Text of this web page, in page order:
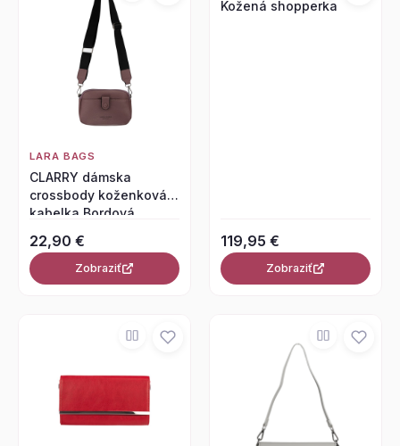
LARA BAGS
CLARRY dámska
crossbody koženková
kabelka Bordová
22,90 €
Zobraziť
Kožená shopperka
119,95 €
Zobraziť